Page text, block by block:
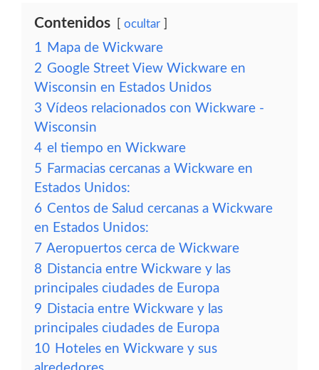
Contenidos ocultar
1 Mapa de Wickware
2 Google Street View Wickware en
Wisconsin en Estados Unidos
3 Vídeos relacionados con Wickware -
Wisconsin
4 el tiempo en Wickware
5 Farmacias cercanas a Wickware en
Estados Unidos:
6 Centos de Salud cercanas a Wickware
en Estados Unidos:
7 Aeropuertos cerca de Wickware
8 Distancia entre Wickware y las
principales ciudades de Europa
9 Distacia entre Wickware y las
principales ciudades de Europa
10 Hoteles en Wickware y sus